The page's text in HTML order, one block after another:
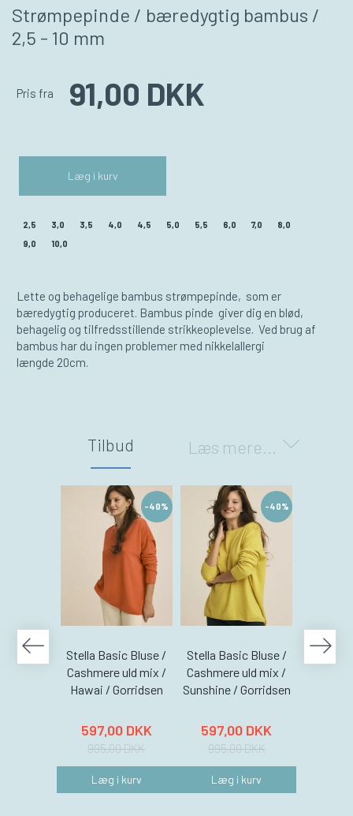
Strømpepinde / bæredygtig bambus /
2,5 - 10 mm
Pris fra 91,00 DKK
Læg i kurv
2,5 3,0 3,5 4,0 4,5 5,0 5,5 6,0 7,0
8,0
9,0
10,0
Lette og behagelige bambus strømpepinde, som er
bæredygtig produceret. Bambus pinde giver dig en blød,
behagelig og tilfredsstillende strikkeoplevelse. Ved brug af
bambus har du ingen problemer med nikkelallergi
længde 20cm.
Læs mere...
Tilbud
-40%
Stella Basic Bluse /
Cashmere uld mix /
Hawai / Gorridsen
597,00 DKK
995,00 DKK
Læg i kurv
-40%
Stella Basic Bluse /
Cashmere uld mix /
Sunshine / Gorridsen
597,00 DKK
995,00 DKK
Læg i kurv
Stella